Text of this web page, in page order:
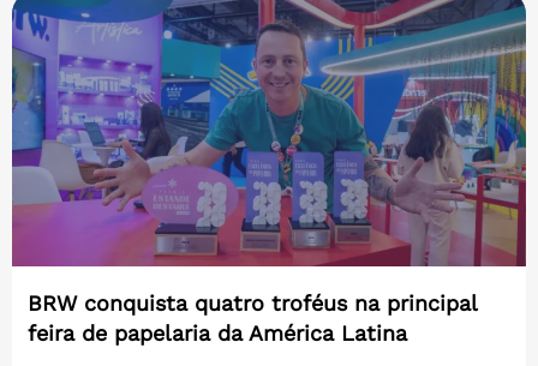
BRW conquista quatro troféus na principal
feira de papelaria da América Latina